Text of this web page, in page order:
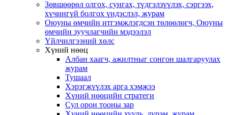
Зөвшөөрөл олгох, сунгах, түдгэлзүүлэх, сэргээх,
хүчингүй болгох үндэслэл, журам
Оюуны өмчийн итгэмжлэгдсэн төлөөлөгч, Оюуны
өмчийн зуучлагчийн мэдээлэл
Үйлчилгээний хөлс
Хүний нөөц
Албан хаагч, ажилтныг сонгон шалгаруулах
журам
Тушаал
Хэрэгжүүлэх арга хэмжээ
Хүний нөөцийн стратеги
Сул орон тооны зар